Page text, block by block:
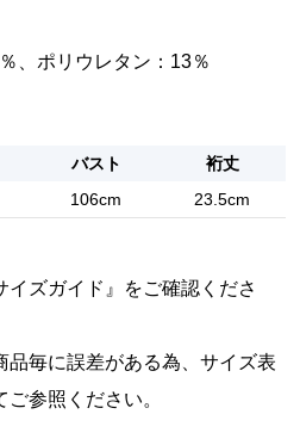
、ポリウレタン：13％
バスト
裄丈
106cm 23.5cm
イズガイド 』をご確認くださ
毎に誤差がある為、サイズ表
参照ください。